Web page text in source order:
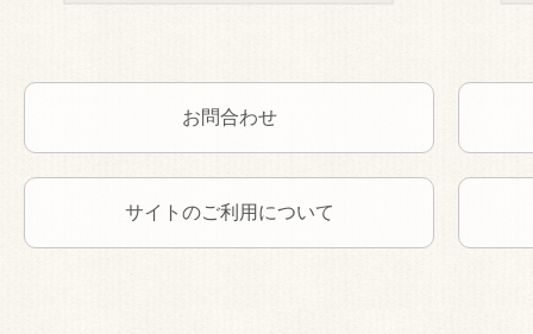
お問合わせ
サイトのご利用について